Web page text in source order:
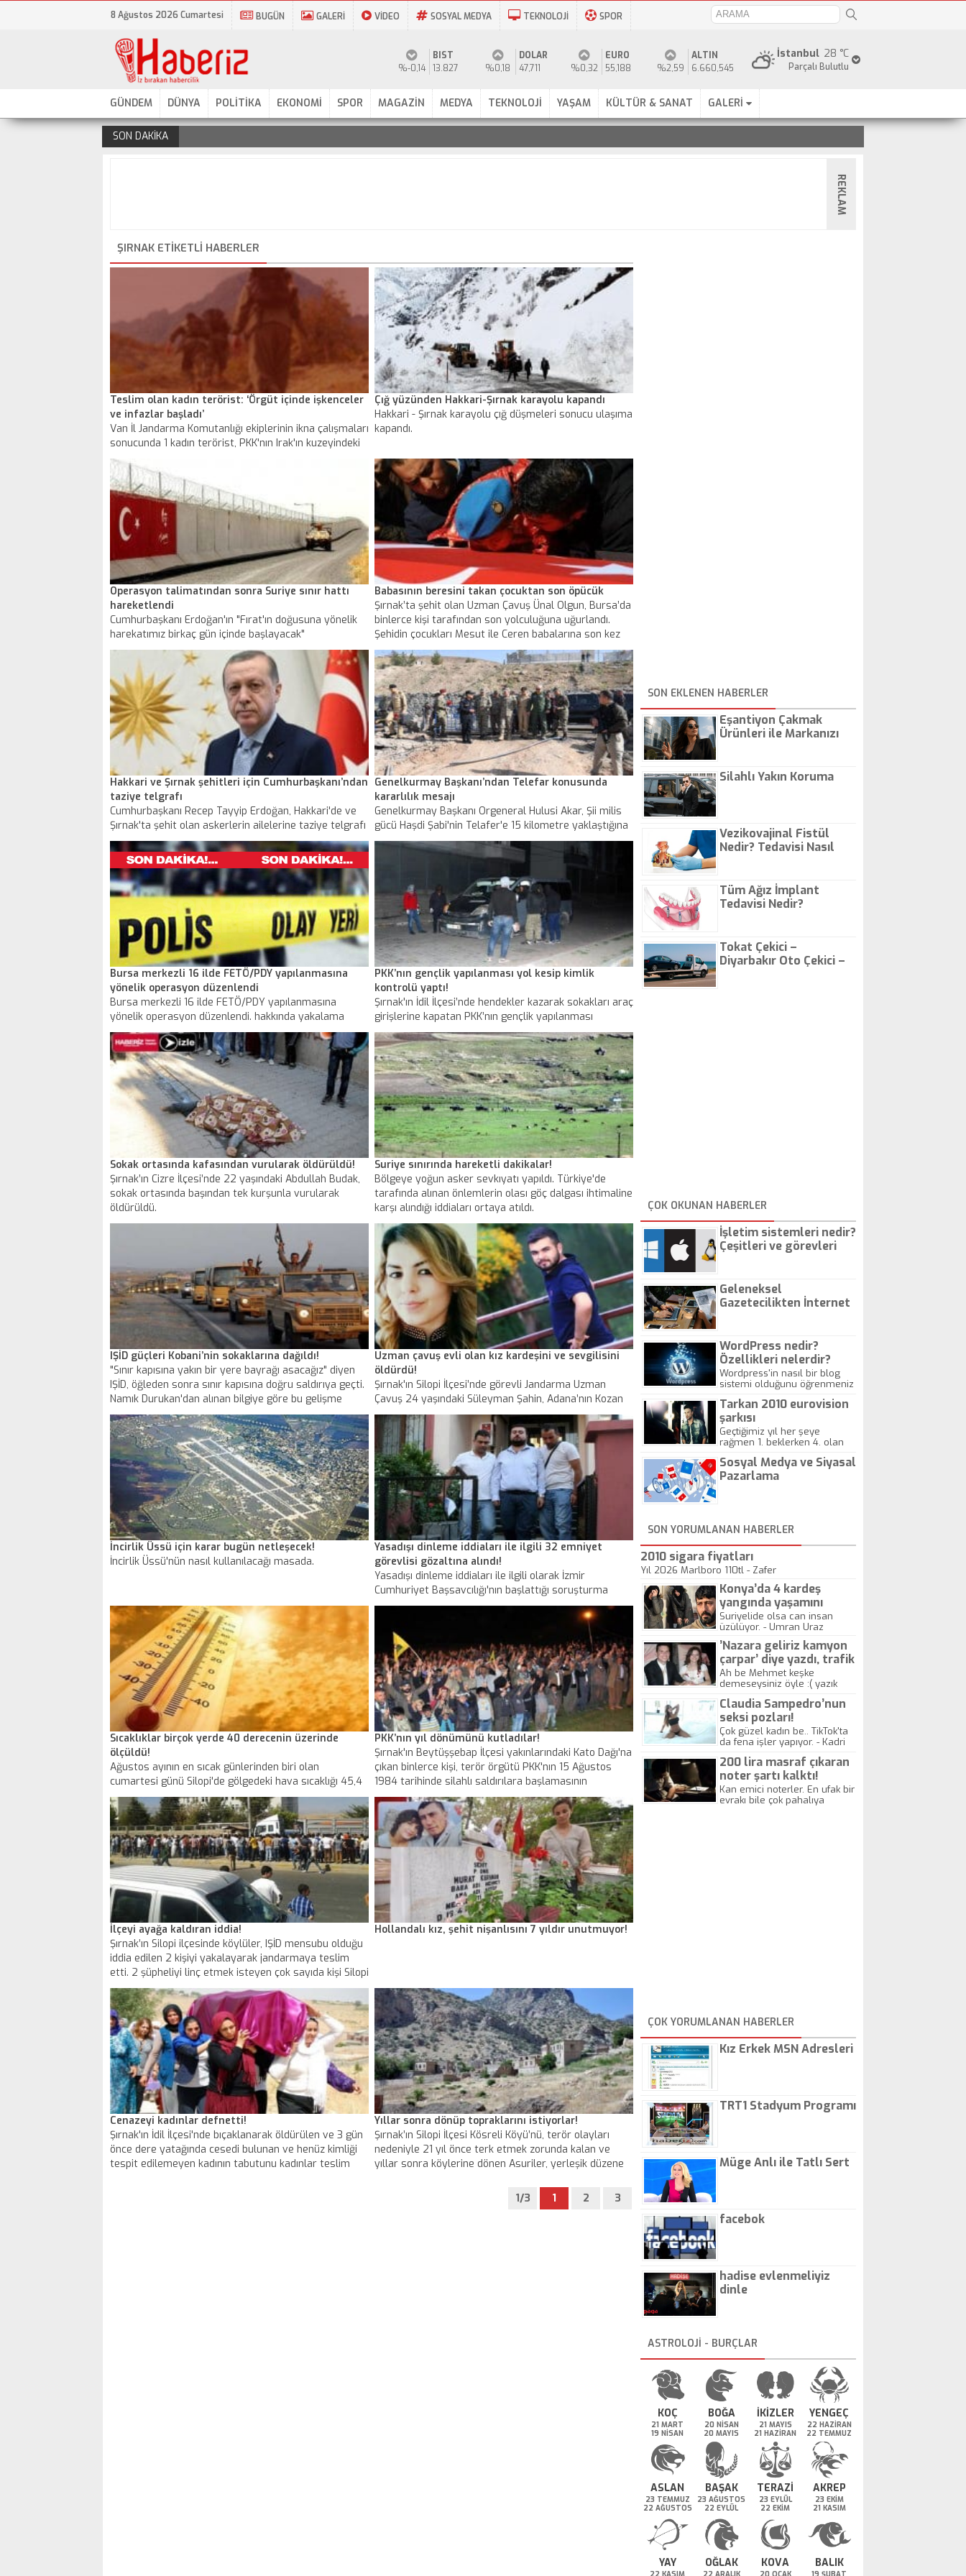
8 Ağustos 2026 Cumartesi BUGÜN GALERİ VİDEO SOSYAL MEDYA TEKNOLOJİ SPOR
28 °C
İstanbul
Parçalı Bulutlu
%-0,14
BIST
13.827
%0,18
DOLAR
47,711
%0,32
EURO
55,188
%2,59
ALTIN
6.660,545
GÜNDEM DÜNYA POLİTİKA EKONOMİ SPOR MAGAZİN MEDYA TEKNOLOJİ YAŞAM KÜLTÜR & SANAT GALERİ
SON DAKİKA
REKLAM
ŞIRNAK ETIKETLI HABERLER
Teslim olan kadın terörist: ‘Örgüt içinde işkenceler
ve infazlar başladı’
Van İl Jandarma Komutanlığı ekiplerinin ikna çalışmaları
sonucunda 1 kadın terörist, PKK'nın Irak'ın kuzeyindeki
dağ kadrosundan kaçarak, Şırnak'ın Silopi ilçesindeki
kara hudut kapısında silahsız ve teçhizatsız olarak
güvenlik güçlerine teslim oldu. Kadın teröristin
ifadesinde, güvenlik güçleri tarafından yürütülen
başarılı operasyonlar neticesinde, sözde lider kadrolar
başta olmak üzere ağır kayıplar veren PKK/KCK terör
örgütünün, kendi başarısızlıklarının faturasını alt
kadrolara yüklediğini, örgüt içinde işkenceler ile
infazlara başladığını söylediği öğrenildi.
Çığ yüzünden Hakkari-Şırnak karayolu kapandı
Hakkari - Şırnak karayolu çığ düşmeleri sonucu ulaşıma
kapandı.
Operasyon talimatından sonra Suriye sınır hattı
hareketlendi
Cumhurbaşkanı Erdoğan'ın "Fırat'ın doğusuna yönelik
harekatımız birkaç gün içinde başlayacak"
açıklamasının ardından sınır hattının iki tarafı da
hareketlendi. Açıklama sonrası bölgeye hakim kulelere
nöbetçi yerleştiren teröristleri korku sardı.
Babasının beresini takan çocuktan son öpücük
Şırnak’ta şehit olan Uzman Çavuş Ünal Olgun, Bursa’da
binlerce kişi tarafından son yolculuğuna uğurlandı.
Şehidin çocukları Mesut ile Ceren babalarına son kez
asker selamı verdi. Babasının komando beresini takan
çocuklar, şehidin fotoğrafını öptü.
Hakkari ve Şırnak şehitleri için Cumhurbaşkanı’ndan
taziye telgrafı
Cumhurbaşkanı Recep Tayyip Erdoğan, Hakkari'de ve
Şırnak'ta şehit olan askerlerin ailelerine taziye telgrafı
gönderdi.
Genelkurmay Başkanı’ndan Telefar konusunda
kararlılık mesajı
Genelkurmay Başkanı Orgeneral Hulusi Akar, Şii milis
gücü Haşdi Şabi'nin Telafer'e 15 kilometre yaklaştığına
ilişkin bilgilerin Ankara'ya ulaşmasından sonra kuvvet
komutanlarıyla Şırnak'taki birliklere yaptığı denetleme
ziyaretini bugün de sürdürdü. Geceyi Silopi'deki
tümende geçiren Akar, bugün tümenin harekat
merkezinde sahada bulunan komutanlarla Telafer
konusu dahil son gelişmeleri tele konferans
aracılığıyla değerlendirip gerekli emirleri verdi.
Bursa merkezli 16 ilde FETÖ/PDY yapılanmasına
yönelik operasyon düzenlendi
Bursa merkezli 16 ilde FETÖ/PDY yapılanmasına
yönelik operasyon düzenlendi. hakkında yakalama
kararı bulunan 121 kişiden 60 kişi gözaltına alındı
PKK’nın gençlik yapılanması yol kesip kimlik
kontrolü yaptı!
Şırnak'ın İdil İlçesi’nde hendekler kazarak sokakları araç
girişlerine kapatan PKK’nın gençlik yapılanması
Yurtsever Devrimci Gençlik Hareketi üyeleri dün gece
de yol kesip kimlik kontrolü yaptı. Öğretmenlerin
bulunduğu servis aracına saldıran grup, bir öğretmeni
yaraladı.
Sokak ortasında kafasından vurularak öldürüldü!
Şırnak’ın Cizre İlçesi’nde 22 yaşındaki Abdullah Budak,
sokak ortasında başından tek kurşunla vurularak
öldürüldü.
Suriye sınırında hareketli dakikalar!
Bölgeye yoğun asker sevkıyatı yapıldı. Türkiye'de
tarafında alınan önlemlerin olası göç dalgası ihtimaline
karşı alındığı iddiaları ortaya atıldı.
IŞİD güçleri Kobani’nin sokaklarına dağıldı!
"Sınır kapısına yakın bir yere bayrağı asacağız" diyen
IŞİD, öğleden sonra sınır kapısına doğru saldırıya geçti.
Namık Durukan'dan alınan bilgiye göre bu gelişme
üzerine ABD uçakları da sınıra ilk kez bu kadar yakın bir
yeri bombaladı. Miştenur tepesinin ardında bulunan
IŞİD güçleri sokaklara dağıldı.
Uzman çavuş evli olan kız kardeşini ve sevgilisini
öldürdü!
Şırnak'ın Silopi İlçesi’nde görevli Jandarma Uzman
Çavuş 24 yaşındaki Süleyman Şahin, Adana’nın Kozan
İlçesi’nde 15 gün önce bir akrabalarıyla evlenen kız
kardeşi 18 yaşındaki Eda Şahin ile kızın sevgilisi olduğu
öne sürülen 22 yaşındaki Yusuf Yaşar’ı beylik
tabancasıyla öldürdü.
İncirlik Üssü için karar bugün netleşecek!
İncirlik Üssü'nün nasıl kullanılacağı masada.
Yasadışı dinleme iddiaları ile ilgili 32 emniyet
görevlisi gözaltına alındı!
Yasadışı dinleme iddiaları ile ilgili olarak İzmir
Cumhuriyet Başsavcılığı'nın başlattığı soruşturma
kapsamında, dinlemelerle ilgisinin bulunduğu öne
sürülen emniyet personeline yönelik bugün sabah
saatlerinde belirlenen adreslere operasyon
düzenlendi.
Sıcaklıklar birçok yerde 40 derecenin üzerinde
ölçüldü!
Ağustos ayının en sıcak günlerinden biri olan
cumartesi günü Silopi'de gölgedeki hava sıcaklığı 45,4
olarak kayıtlara geçerken, birçok yerde 40 derecenin
üzerinde ölçüldü.
PKK’nın yıl dönümünü kutladılar!
Şırnak'ın Beytüşşebap İlçesi yakınlarındaki Kato Dağı'na
çıkan binlerce kişi, terör örgütü PKK'nın 15 Ağustos
1984 tarihinde silahlı saldırılara başlamasının
yıldönümünü, Demokratik Bölgeler Partisi'nin de (DBP)
katılımıyla kutladı. Dün geceyi dağda geçiren
göstericiler, yaktıkları ateşle 'Apo' yazıp, havai fişek
gösterisi yaptı.
İlçeyi ayağa kaldıran iddia!
Şırnak’ın Silopi ilçesinde köylüler, IŞİD mensubu olduğu
iddia edilen 2 kişiyi yakalayarak jandarmaya teslim
etti. 2 şüpheliyi linç etmek isteyen çok sayıda kişi Silopi
İlçe Jandarma Komutanlığı önünde toplandı.
Hollandalı kız, şehit nişanlısını 7 yıldır unutmuyor!
Cenazeyi kadınlar defnetti!
Şırnak'ın İdil İlçesi'nde bıçaklanarak öldürülen ve 3 gün
önce dere yatağında cesedi bulunan ve henüz kimliği
tespit edilemeyen kadının tabutunu kadınlar teslim
Yıllar sonra dönüp topraklarını istiyorlar!
Şırnak’ın Silopi İlçesi Kösreli Köyü’nü, terör olayları
nedeniyle 21 yıl önce terk etmek zorunda kalan ve
yıllar sonra köylerine dönen Asuriler, yerleşik düzene
hizmetlerinin tamamlanması için de devletten yardım
bekleyen Asuriler, topraklarının tapularının da
1/3 1 2 3
SON EKLENEN HABERLER
Eşantiyon Çakmak
Ürünleri ile Markanızı
Silahlı Yakın Koruma
Vezikovajinal Fistül
Nedir? Tedavisi Nasıl
Tüm Ağız İmplant
Tedavisi Nedir?
Tokat Çekici –
Diyarbakır Oto Çekici –
ÇOK OKUNAN HABERLER
İşletim sistemleri nedir?
Çeşitleri ve görevleri
Geleneksel
Gazetecilikten İnternet
WordPress nedir?
Özellikleri nelerdir?
Wordpress'in nasıl bir blog
sistemi olduğunu öğrenmeniz
Tarkan 2010 eurovision
şarkısı
Geçtiğimiz yıl her şeye
rağmen 1. beklerken 4. olan
gösterisinin bu yarışmada
önemli olmadığını anlamıştır.
Sosyal Medya ve Siyasal
Pazarlama
SON YORUMLANAN HABERLER
2010 sigara fiyatları
Yıl 2026 Marlboro 110tl - Zafer
Konya’da 4 kardeş
yangında yaşamını
yitirdi
Suriyelide olsa can insan
üzülüyor. - Umran Uraz
’Nazara geliriz kamyon
çarpar’ diye yazdı, trafik
kazasında öldü!
Ah be Mehmet keşke
demeseysiniz öyle :( yazık
Claudia Sampedro’nun
seksi pozları!
Çok güzel kadın be.. TikTok'ta
da fena işler yapıyor. - Kadri
200 lira masraf çıkaran
noter şartı kalktı!
Kan emici noterler. En ufak bir
evrakı bile çok pahalıya
ÇOK YORUMLANAN HABERLER
Kız Erkek MSN Adresleri
TRT1 Stadyum Programı
Müge Anlı ile Tatlı Sert
facebok
hadise evlenmeliyiz
dinle
ASTROLOJİ - BURÇLAR
KOÇ
21 MART
19 NİSAN
BOĞA
20 NİSAN
20 MAYIS
İKİZLER
21 MAYIS
21 HAZİRAN
YENGEÇ
22 HAZİRAN
22 TEMMUZ
ASLAN
23 TEMMUZ
22 AĞUSTOS
BAŞAK
23 AĞUSTOS
22 EYLÜL
TERAZİ
23 EYLÜL
22 EKİM
AKREP
23 EKİM
21 KASIM
YAY OĞLAK KOVA BALIK